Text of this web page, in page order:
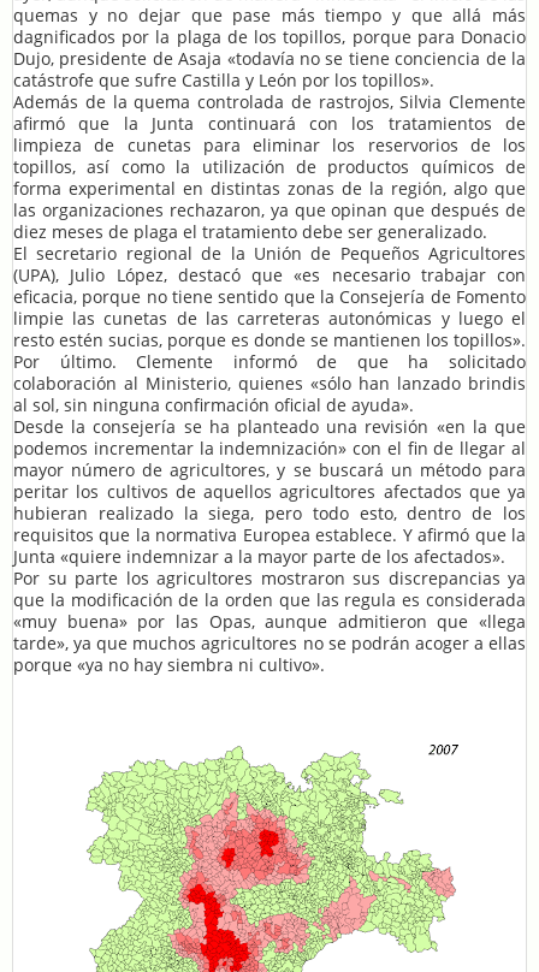
quemas y no dejar que pase más tiempo y que allá más
dagnificados por la plaga de los topillos, porque para Donacio
Dujo, presidente de Asaja «todavía no se tiene conciencia de la
catástrofe que sufre Castilla y León por los topillos».
Además de la quema controlada de rastrojos, Silvia Clemente
afirmó que la Junta continuará con los tratamientos de
limpieza de cunetas para eliminar los reservorios de los
topillos, así como la utilización de productos químicos de
forma experimental en distintas zonas de la región, algo que
las organizaciones rechazaron, ya que opinan que después de
diez meses de plaga el tratamiento debe ser generalizado.
El secretario regional de la Unión de Pequeños Agricultores
(UPA), Julio López, destacó que «es necesario trabajar con
eficacia, porque no tiene sentido que la Consejería de Fomento
limpie las cunetas de las carreteras autonómicas y luego el
resto estén sucias, porque es donde se mantienen los topillos».
Por último. Clemente informó de que ha solicitado
colaboración al Ministerio, quienes «sólo han lanzado brindis
al sol, sin ninguna confirmación oficial de ayuda».
Desde la consejería se ha planteado una revisión «en la que
podemos incrementar la indemnización» con el fin de llegar al
mayor número de agricultores, y se buscará un método para
peritar los cultivos de aquellos agricultores afectados que ya
hubieran realizado la siega, pero todo esto, dentro de los
requisitos que la normativa Europea establece. Y afirmó que la
Junta «quiere indemnizar a la mayor parte de los afectados».
Por su parte los agricultores mostraron sus discrepancias ya
que la modificación de la orden que las regula es considerada
«muy buena» por las Opas, aunque admitieron que «llega
tarde», ya que muchos agricultores no se podrán acoger a ellas
porque «ya no hay siembra ni cultivo».